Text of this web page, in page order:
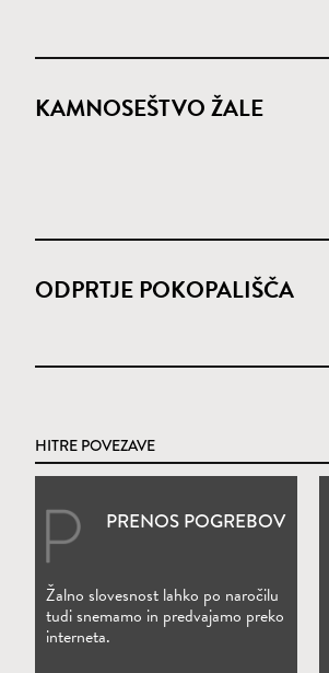
KAMNOSEŠTVO ŽALE
ODPRTJE POKOPALIŠČA
HITRE POVEZAVE
PRENOS POGREBOV
Žalno slovesnost lahko po naročilu
tudi snemamo in predvajamo preko
interneta.
(Odpre se v novem oknu)